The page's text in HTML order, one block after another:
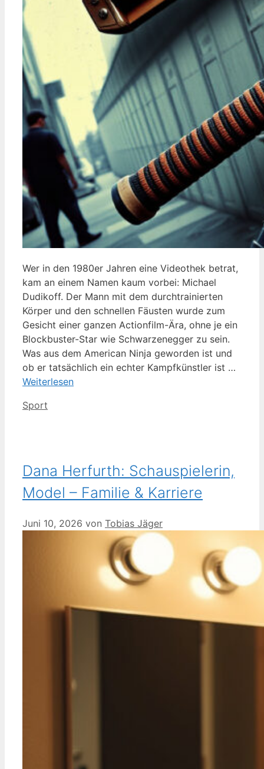
Wer in den 1980er Jahren eine Videothek betrat,
kam an einem Namen kaum vorbei: Michael
Dudikoff. Der Mann mit dem durchtrainierten
Körper und den schnellen Fäusten wurde zum
Gesicht einer ganzen Actionfilm-Ära, ohne je ein
Blockbuster-Star wie Schwarzenegger zu sein.
Was aus dem American Ninja geworden ist und
ob er tatsächlich ein echter Kampfkünstler ist …
Weiterlesen
Kategorien
Sport
Dana Herfurth: Schauspielerin,
Model – Familie & Karriere
Juni 10, 2026 von Tobias Jäger